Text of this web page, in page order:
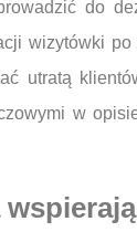
do
wizytówki
utratą
w